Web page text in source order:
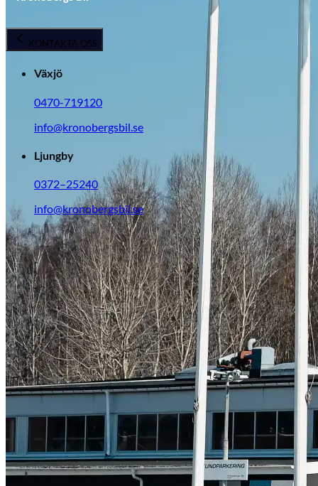
Opel
KONTAKTA OSS
Växjö
0470-719120
info@kronobergsbil.se
Ljungby
0372–25240
info@kronobergsbil.se